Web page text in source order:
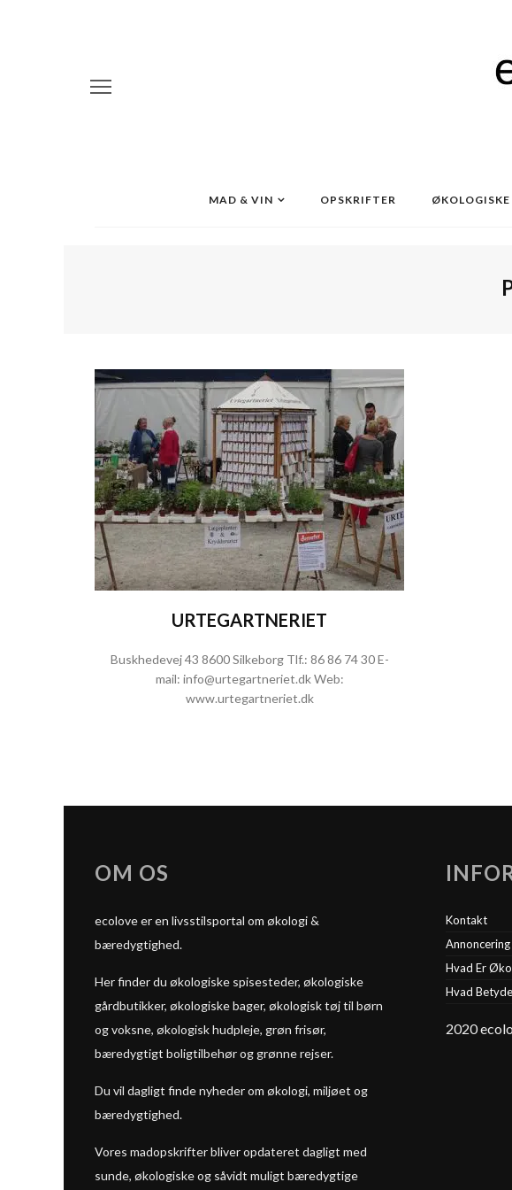
MAD & VIN OPSKRIFTER ØKOLOGISKE
URTEGARTNERIET
Buskhedevej 43 8600 Silkeborg Tlf.: 86 86 74 30 E-
mail: info@urtegartneriet.dkWeb:
www.urtegartneriet.dk
OM OS
ecolove er en livsstilsportal om økologi &
bæredygtighed.
Her finder du økologiske spisesteder, økologiske
gårdbutikker, økologiske bager, økologisk tøj til børn
og voksne, økologisk hudpleje, grøn frisør,
bæredygtigt boligtilbehør og grønne rejser.
Du vil dagligt finde nyheder om økologi, miljøet og
bæredygtighed.
Vores madopskrifter bliver opdateret dagligt med
sunde, økologiske og såvidt muligt bæredygtige
Kontakt
Annoncering
Hvad Er
Hvad
2020